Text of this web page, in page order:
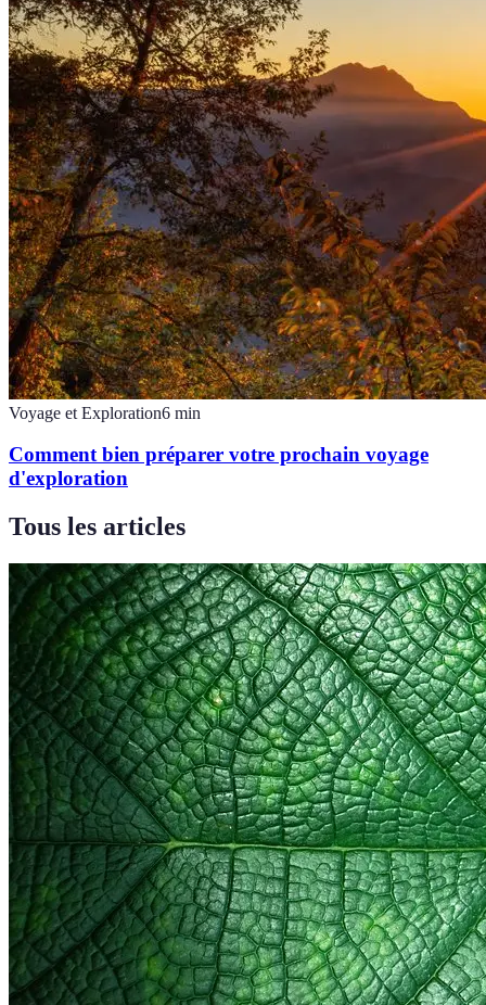
Voyage et Exploration6 min
Comment bien préparer votre prochain voyage
d'exploration
Tous les articles